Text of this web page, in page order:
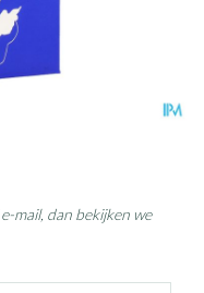
mail, dan bekijken we